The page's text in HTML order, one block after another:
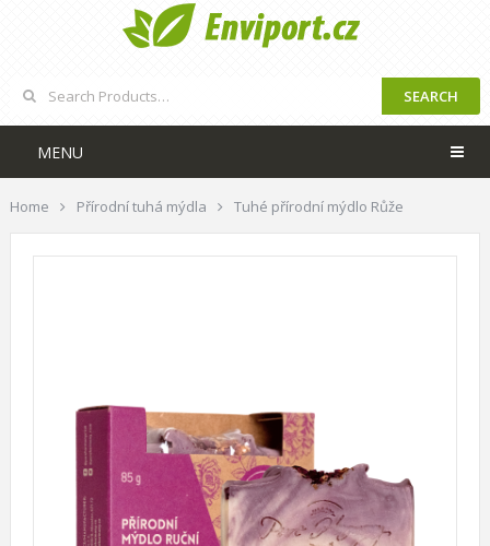
SEARCH
MENU
Home Přírodní tuhá mýdla Tuhé přírodní mýdlo Růže